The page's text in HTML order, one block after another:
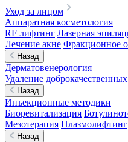
Уход за лицом
Аппаратная косметология
RF лифтинг Лазерная
Лечение акне Фракционное
Назад
Дерматовенерология
Удаление
Назад
Инъекционные методики
Биоревитализация
Мезотерапия Плазмолифтинг
Назад